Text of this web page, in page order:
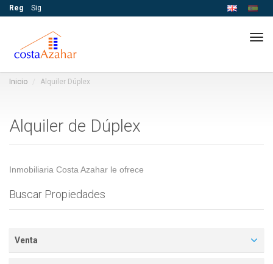
Reg Sig
Inicio Alquiler Dúplex
Alquiler de Dúplex
Inmobiliaria Costa Azahar le ofrece
Buscar Propiedades
Venta